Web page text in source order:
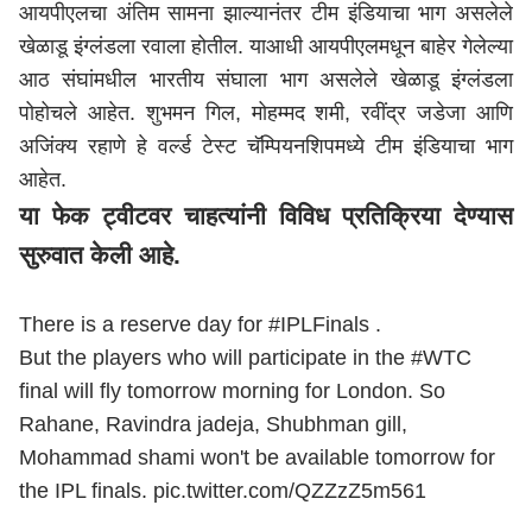
आयपीएलचा अंतिम सामना झाल्यानंतर टीम इंडियाचा भाग असलेले
खेळाडू इंग्लंडला रवाला होतील. याआधी आयपीएलमधून बाहेर गेलेल्या
आठ संघांमधील भारतीय संघाला भाग असलेले खेळाडू इंग्लंडला
पोहोचले आहेत. शुभमन गिल, मोहम्मद शमी, रवींद्र जडेजा आणि
अजिंक्य रहाणे हे वर्ल्ड टेस्ट चॅम्पियनशिपमध्ये टीम इंडियाचा भाग
आहेत.
या फेक ट्वीटवर चाहत्यांनी विविध प्रतिक्रिया देण्यास
सुरुवात केली आहे.
There is a reserve day for #IPLFinals .
But the players who will participate in the #WTC
final will fly tomorrow morning for London. So
Rahane, Ravindra jadeja, Shubhman gill,
Mohammad shami won't be available tomorrow for
the IPL finals. pic.twitter.com/QZZzZ5m561